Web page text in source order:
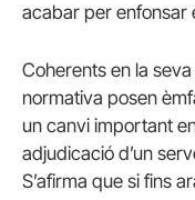
acabar per enfonsar
Coherents en la
normativa posen
un canvi important
adjudicació d’un
S’afirma que si fins